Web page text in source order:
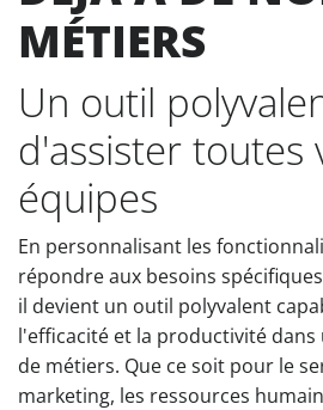
MÉTIERS
Un outil
d'assister toutes
équipes
En personnalisant les
répondre aux besoins
il devient un outil polyvalent
l'efficacité et la productivité
de métiers. Que ce soit pour le
marketing, les ressources